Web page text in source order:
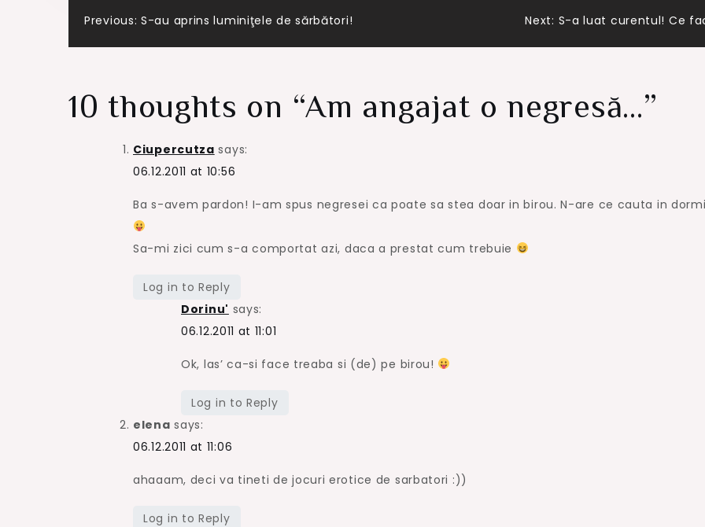
Post
Previous: S-au aprins luminiţele de sărbători! Next: S-a luat curentul! Ce
10 thoughts on “Am angajat o negresă…”
Ciupercutza says:
06.12.2011 at 10:56
Ba s-avem pardon! I-am spus negresei ca poate sa stea doar in birou. N-are ce cauta in
Sa-mi zici cum s-a comportat azi, daca a prestat cum trebuie
Log in to Reply
Dorinu' says:
06.12.2011 at 11:01
Ok, las’ ca-si face treaba si (de) pe birou!
Log in to Reply
elena says:
06.12.2011 at 11:06
ahaaam, deci va tineti de jocuri erotice de sarbatori :))
Log in to Reply